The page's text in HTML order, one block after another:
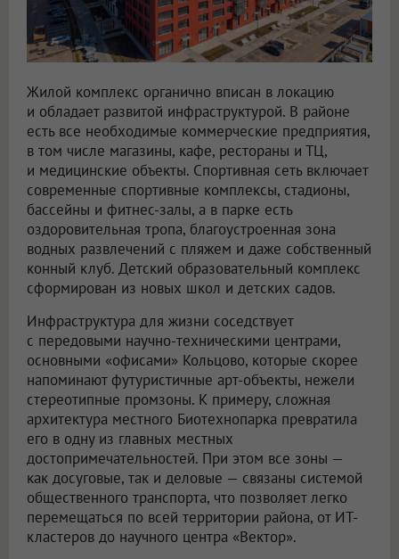
Жилой комплекс органично вписан в локацию
и обладает развитой инфраструктурой. В районе
есть все необходимые коммерческие предприятия,
в том числе магазины, кафе, рестораны и ТЦ,
и медицинские объекты. Спортивная сеть включает
современные спортивные комплексы, стадионы,
бассейны и фитнес-залы, а в парке есть
оздоровительная тропа, благоустроенная зона
водных развлечений с пляжем и даже собственный
конный клуб. Детский образовательный комплекс
сформирован из новых школ и детских садов.
Инфраструктура для жизни соседствует
с передовыми научно-техническими центрами,
основными «офисами» Кольцово, которые скорее
напоминают футуристичные арт-объекты, нежели
стереотипные промзоны. К примеру, сложная
архитектура местного Биотехнопарка превратила
его в одну из главных местных
достопримечательностей. При этом все зоны —
как досуговые, так и деловые — связаны системой
общественного транспорта, что позволяет легко
перемещаться по всей территории района, от ИТ-
кластеров до научного центра «Вектор».